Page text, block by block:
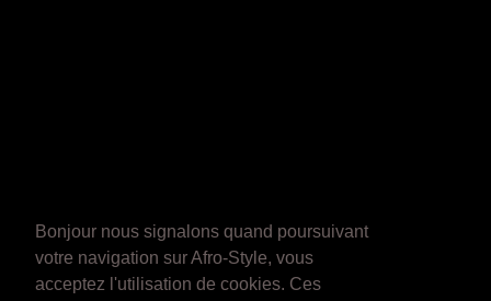
Bonjour nous signalons quand poursuivant
votre navigation sur Afro-Style, vous
acceptez l'utilisation de cookies. Ces